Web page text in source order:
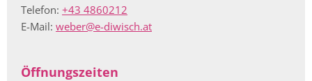
Telefon: +43 4860212
E-Mail: weber@e-diwisch.at
Öffnungszeiten